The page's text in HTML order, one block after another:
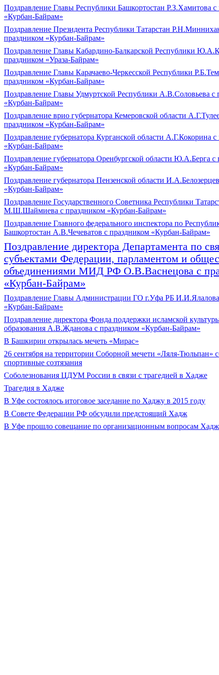
Поздравление Главы Республики Башкортостан Р.З.Хамитова с
«Курбан-Байрам»
Поздравление Президента Республики Татарстан
праздником «Курбан-Байрам»
Поздравление Главы Кабардино-Балкарской Республики
праздником «Ураза-Байрам»
Поздравление Главы Карачаево-Черкесской Республики
праздником «Курбан-Байрам»
Поздравление Главы Удмуртской Республики А.В.Соловьева с
«Курбан-Байрам»
Поздравление врио губернатора Кемеровской области
праздником «Курбан-Байрам»
Поздравление губернатора Курганской области А.Г.Кокорина
«Курбан-Байрам»
Поздравление губернатора Оренбургской области Ю.А.Берга с
«Курбан-Байрам»
Поздравление губернатора Пензенской области
«Курбан-Байрам»
Поздравление Государственного Советника Республики
М.Ш.Шаймиева с праздником «Курбан-Байрам»
Поздравление Главного федерального инспектора по
Башкортостан А.В.Чечеватов с праздником «Курбан-Байрам»
Поздравление директора Департамента по
субъектами Федерации, парламентом и
объединениями МИД РФ О.В.Васнецова с
«Курбан-Байрам»
Поздравление Главы Администрации ГО г.Уфа РБ
«Курбан-Байрам»
Поздравление директора Фонда поддержки исламской
образования А.В.Жданова с праздником «Курбан-Байрам»
В Башкирии открылась мечеть «Мирас»
26 сентября на территории Соборной мечети «Ляля-Тюльпан»
спортивные созтязания
Соболезнования ЦДУМ России в связи с трагедией в Хадже
Трагедия в Хадже
В Уфе состоялось итоговое заседание по Хаджу в 2015 году
В Совете Федерации РФ обсудили предстоящий Хадж
В Уфе прошло совещание по организационным вопросам